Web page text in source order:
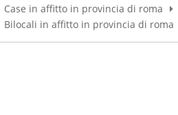
Case in affitto in provincia di roma
Bilocali in affitto in provincia di roma